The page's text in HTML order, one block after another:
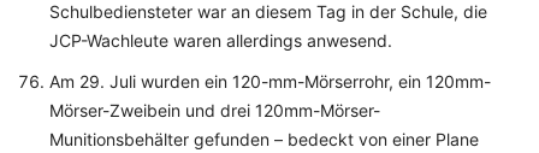
Schulbediensteter war an diesem Tag in der Schule, die
JCP-Wachleute waren allerdings anwesend.
Am 29. Juli wurden ein 120-mm-Mörserrohr, ein 120mm-
Mörser-Zweibein und drei 120mm-Mörser-
Munitionsbehälter gefunden – bedeckt von einer Plane